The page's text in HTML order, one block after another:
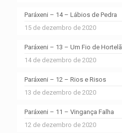
Paráxeni – 14 – Lábios de Pedra
15 de dezembro de 2020
Paráxeni – 13 – Um Fio de Hortelã
14 de dezembro de 2020
Paráxeni – 12 – Rios e Risos
13 de dezembro de 2020
Paráxeni – 11 – Vingança Falha
12 de dezembro de 2020